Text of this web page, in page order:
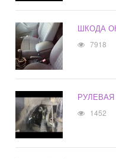
ШКОДА
7918
1452